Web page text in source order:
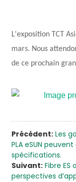
L'exposition TCT
mars. Nous
de ce prochain
Précédent: Les
PLA eSUN
spécifications.
Suivant: Fibre ES
perspectives